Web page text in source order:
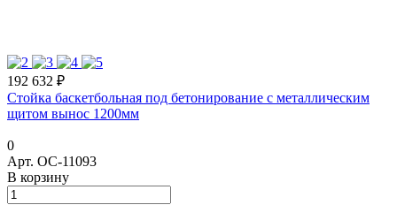
192 632 ₽
Стойка баскетбольная под бетонирование с металлическим
щитом вынос 1200мм
0
Арт. ОС-11093
В корзину